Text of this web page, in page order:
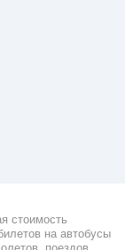
стоимость
на автобусы